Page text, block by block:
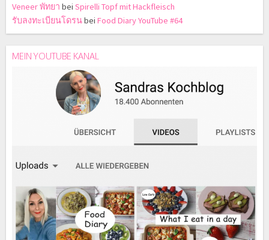
Veneer พัทยา bei Spirelli Topf mit Hackfleisch
รับลงทะเบียนโดรนbei Food Diary YouTube #64
MEIN YOUTUBE KANAL